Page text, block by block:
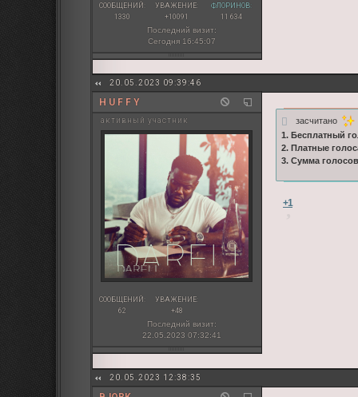
СООБЩЕНИЙ:
1330
УВАЖЕНИЕ:
+10091
ФЛОРИНОВ:
11 634
Последний визит:
Сегодня 16:45:07
20.05.2023 09:39:46
H U F F Y
активный участник
СООБЩЕНИЙ:
62
УВАЖЕНИЕ:
+48
Последний визит:
22.05.2023 07:32:41
засчитано
1. Бесплатный
2. Платные
3. Сумма
+1
20.05.2023 12:38:35